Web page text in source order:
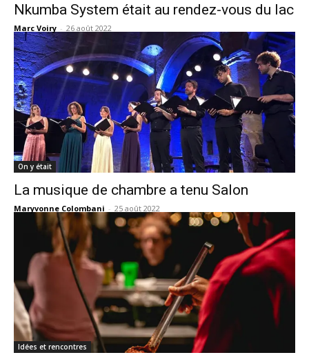
Nkumba System était au rendez-vous du lac
Marc Voiry - 26 août 2022
On y était
La musique de chambre a tenu Salon
Maryvonne Colombani - 25 août 2022
Idées et rencontres